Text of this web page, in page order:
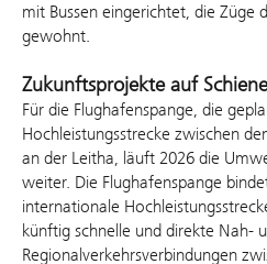
mit Bussen eingerichtet, die Züge
gewohnt.
Zukunftsprojekte auf Schiene
Für die Flughafenspange, die
Hochleistungsstrecke zwischen
an der Leitha, läuft 2026 die
weiter. Die Flughafenspange
internationale
künftig schnelle und direkte Nah-
Regionalverkehrsverbindungen